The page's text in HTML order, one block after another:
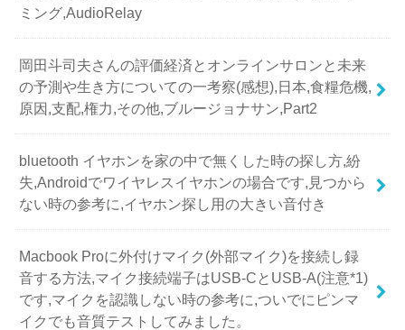
ミング,AudioRelay
岡田斗司夫さんの評価経済とオンラインサロンと未来
の予測や生き方についての一考察(感想),日本,食糧危機,
原因,支配,権力,その他,ブルージョナサン,Part2
bluetooth イヤホンを家の中で無くした時の探し方,紛
失,Androidでワイヤレスイヤホンの場合です,見つから
ない時の参考に,イヤホン探し用の大きい音付き
Macbook Proに外付けマイク(外部マイク)を接続し録
音する方法,マイク接続端子はUSB-CとUSB-A(注意*1)
です,マイクを認識しない時の参考に,ついでにピンマ
イクでも音質テストしてみました。